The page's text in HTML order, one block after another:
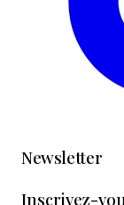
Newsletter
Inscrivez-